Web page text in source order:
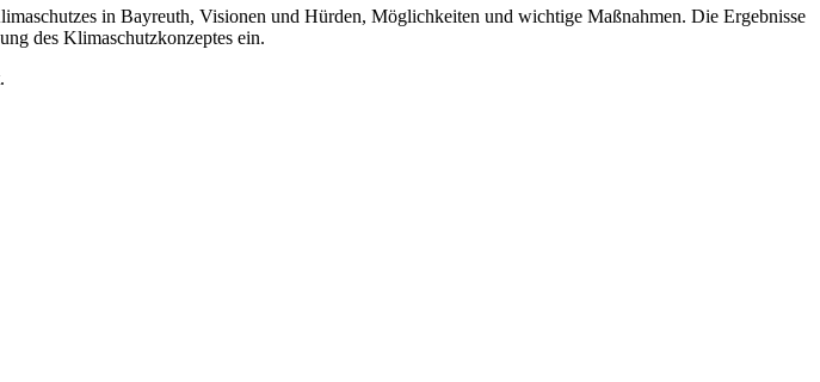
in Bayreuth, Visionen und Hürden, Möglichkeiten und wichtige Maßnahmen. Die Ergebnisse
des Klimaschutzkonzeptes ein.